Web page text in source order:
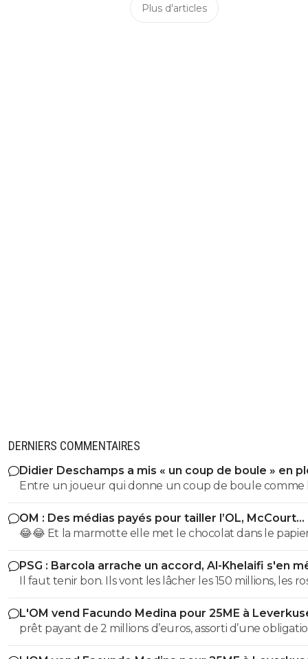
Plus d'articles
DERNIERS COMMENTAIRES
Didier Deschamps a mis « un coup de boule » en
Mondial
Entre un joueur qui donne un coup de boule comme
sélectionneur en poste, et la critique sur l' arrbitrage il
une sacré différence, l'arbitre n'a pas reçu de coup par
contre l' Italien lui oui Quel exemple pour les jeunes
poussent que de mettre un sélectionneur comme
vient d'être nommé !
OM : Des médias payés pour tailler l’OL, McCourt
accusé
😂😂 Et la marmotte elle met le chocolat dans le
pauvre foutre0. Les cons, ça ose tout, c'est même à ça
les reconnaît.
PSG : Barcola arrache un accord, Al-Khelaifi s'en
Il faut tenir bon. Ils vont les lâcher les 150 millions, les
!!
L'OM vend Facundo Medina pour 25ME à
prêt payant de 2 millions d’euros, assorti d’une
d’achat fixée à 18 millions, à laquelle s’ajoutent 2